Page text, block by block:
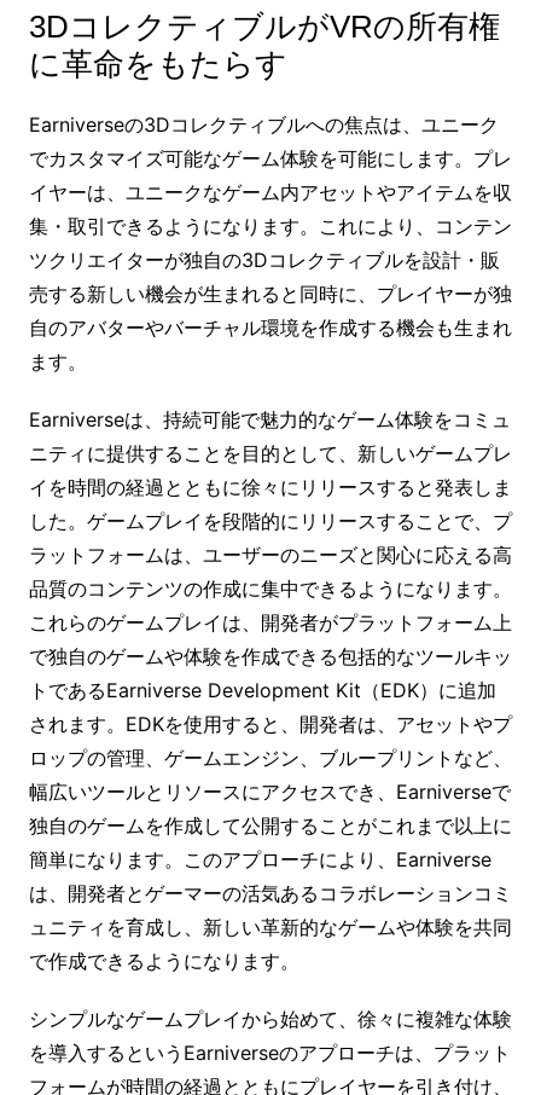
3DコレクティブルがVRの所有権
に革命をもたらす
Earniverseの3Dコレクティブルへの焦点は、ユニーク
でカスタマイズ可能なゲーム体験を可能にします。プレ
イヤーは、ユニークなゲーム内アセットやアイテムを収
集・取引できるようになります。これにより、コンテン
ツクリエイターが独自の3Dコレクティブルを設計・販
売する新しい機会が生まれると同時に、プレイヤーが独
自のアバターやバーチャル環境を作成する機会も生まれ
ます。
Earniverseは、持続可能で魅力的なゲーム体験をコミュ
ニティに提供することを目的として、新しいゲームプレ
イを時間の経過とともに徐々にリリースすると発表しま
した。ゲームプレイを段階的にリリースすることで、プ
ラットフォームは、ユーザーのニーズと関心に応える高
品質のコンテンツの作成に集中できるようになります。
これらのゲームプレイは、開発者がプラットフォーム上
で独自のゲームや体験を作成できる包括的なツールキッ
トであるEarniverse Development Kit（EDK）に追加
されます。EDKを使用すると、開発者は、アセットやプ
ロップの管理、ゲームエンジン、ブループリントなど、
幅広いツールとリソースにアクセスでき、Earniverseで
独自のゲームを作成して公開することがこれまで以上に
簡単になります。このアプローチにより、Earniverse
は、開発者とゲーマーの活気あるコラボレーションコミ
ュニティを育成し、新しい革新的なゲームや体験を共同
で作成できるようになります。
シンプルなゲームプレイから始めて、徐々に複雑な体験
を導入するというEarniverseのアプローチは、プラット
フォームが時間の経過とともにプレイヤーを引き付け、